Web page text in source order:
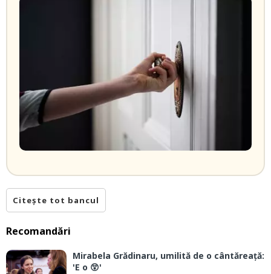
Citește tot bancul
Recomandări
Mirabela Grădinaru, umilită de o cântăreață:
'E o 😲'